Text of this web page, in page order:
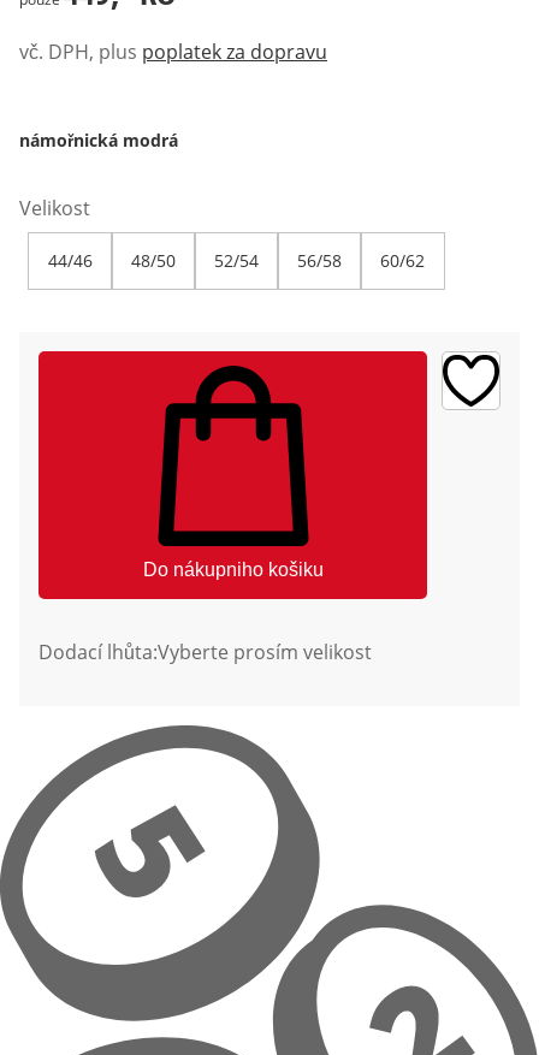
vč. DPH, plus poplatek za dopravu
námořnická modrá
Velikost
44/46 48/50 52/54 56/58 60/62
Do nákupniho košiku
Dodací lhůta:Vyberte prosím velikost